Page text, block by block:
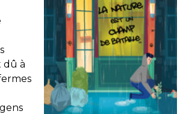
dû à